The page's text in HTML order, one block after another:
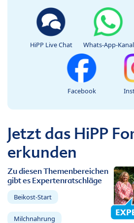
HiPP Live Chat Whats-App-Kanal
Facebook
Jetzt das HiPP
erkunden
Zu diesen Themenbereichen
gibt es Expertenratschläge
Beikost-Start
Milchnahrung